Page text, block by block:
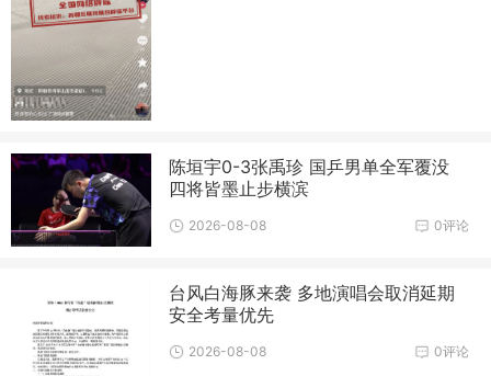
陈垣宇0-3张禹珍 国乒男单全军覆没
四将皆墨止步横滨
0评论
2026-08-08
台风白海豚来袭 多地演唱会取消延期
安全考量优先
0评论
2026-08-08